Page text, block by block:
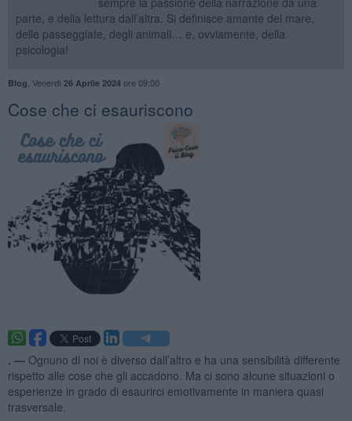
parte, e della lettura dall’altra. Si definisce amante del mare,
delle passeggiate, degli animali… e, ovviamente, della
psicologia!
Blog Venerdì 26 Aprile 2024ore 09:00
​Cose che ci esauriscono
. — Ognuno di noi è diverso dall’altro e ha una sensibilità differente
rispetto alle cose che gli accadono. Ma ci sono alcune situazioni o
esperienze in grado di esaurirci emotivamente in maniera quasi
trasversale.